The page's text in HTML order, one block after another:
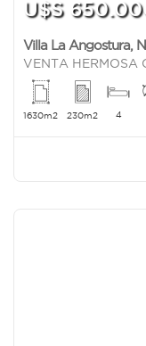
U$S
Villa La Angostura,
1630m2 230m2 4